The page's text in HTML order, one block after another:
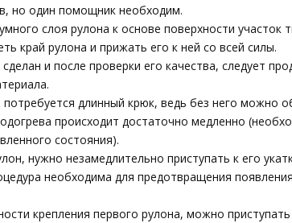
но один помощник необходим.
слоя рулона к основе поверхности участок
край рулона и прижать его к ней со всей силы.
и после проверки его качества, следует
длинный крюк, ведь без него можно
происходит достаточно медленно
состояния).
нужно незамедлительно приступать к его
необходима для предотвращения
крепления первого рулона, можно приступать